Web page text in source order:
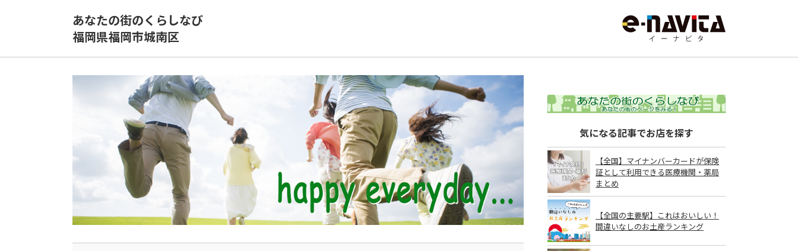
あなたの街のくらしなび
福岡県福岡市城南区
気になる記事でお店を探す
【全国】マイナンバーカードが保険
証として利用できる医療機関・薬局
まとめ
【全国の主要駅】これはおいしい！
間違いなしのお土産ランキング